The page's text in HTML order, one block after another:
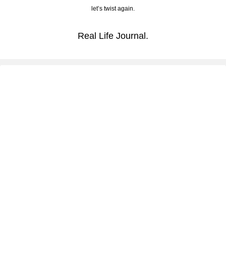
let’s twist again.
Real Life Journal.